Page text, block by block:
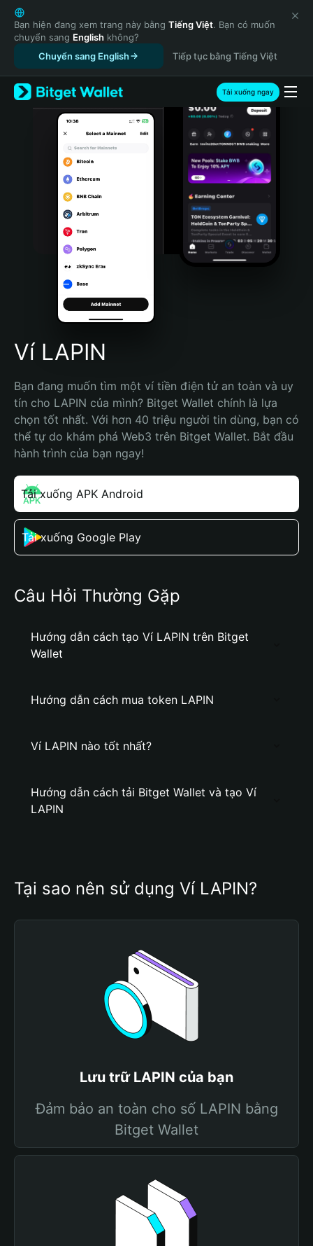
English
日本語
Tiếng Việt
Русский
Español (Latinoamérica)
Türkçe
Italiano
Português (Portugal)
Bahasa Indonesia
Português (Brasil)
Español (Argentina)
Bạn hiện đang xem trang này bằng Tiếng Việt. Bạn có muốn
chuyển sang English không?
Chuyển sang English
Tiếp tục bằng Tiếng Việt
Tải xuống ngay
Ví LAPIN
Bạn đang muốn tìm một ví tiền điện tử an toàn và uy
tín cho LAPIN của mình? Bitget Wallet chính là lựa
chọn tốt nhất. Với hơn 40 triệu người tin dùng, bạn có
thể tự do khám phá Web3 trên Bitget Wallet. Bắt đầu
hành trình của bạn ngay!
Tải xuống APK Android
Tải xuống Google Play
Câu Hỏi Thường Gặp
Hướng dẫn cách tạo Ví LAPIN trên Bitget
Wallet
Hướng dẫn cách mua token LAPIN
Ví LAPIN nào tốt nhất?
Hướng dẫn cách tải Bitget Wallet và tạo Ví
LAPIN
Tại sao nên sử dụng Ví LAPIN?
Lưu trữ LAPIN của bạn
Đảm bảo an toàn cho số LAPIN bằng
Bitget Wallet